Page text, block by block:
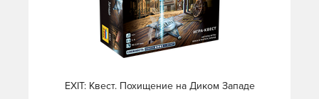
EXIT: Квест. Похищение на Диком Западе